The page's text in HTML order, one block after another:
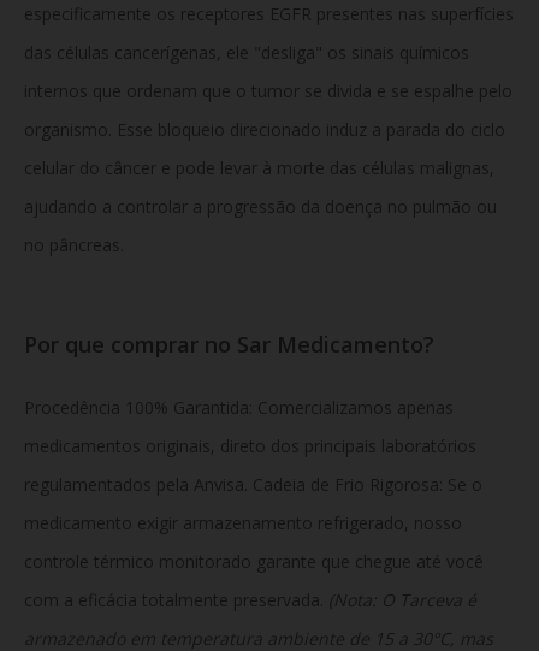
especificamente os receptores EGFR presentes nas superfícies
das células cancerígenas, ele "desliga" os sinais químicos
internos que ordenam que o tumor se divida e se espalhe pelo
organismo. Esse bloqueio direcionado induz a parada do ciclo
celular do câncer e pode levar à morte das células malignas,
ajudando a controlar a progressão da doença no pulmão ou
no pâncreas.
Por que comprar no Sar Medicamento?
Procedência 100% Garantida: Comercializamos apenas
medicamentos originais, direto dos principais laboratórios
regulamentados pela Anvisa. Cadeia de Frio Rigorosa: Se o
medicamento exigir armazenamento refrigerado, nosso
controle térmico monitorado garante que chegue até você
com a eficácia totalmente preservada.
(Nota: O Tarceva é
armazenado em temperatura ambiente de 15 a 30°C, mas